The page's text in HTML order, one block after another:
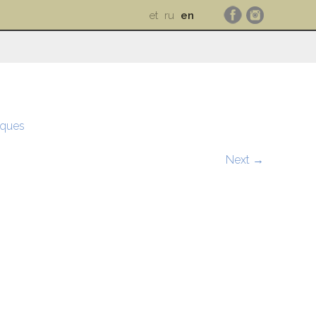
et ru en
Next →